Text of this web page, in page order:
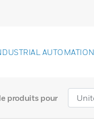
AUTOMATION
produits pour